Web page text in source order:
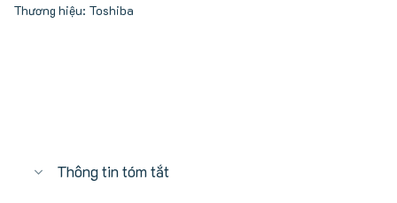
Thương hiệu: Toshiba
Thông tin tóm tắt